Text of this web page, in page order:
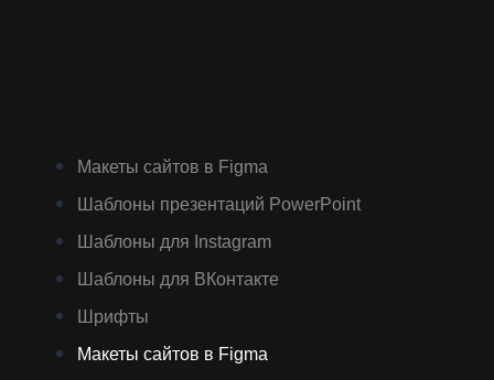
Макеты сайтов в Figma
Шаблоны презентаций PowerPoint
Шаблоны для Instagram
Шаблоны для ВКонтакте
Шрифты
Макеты сайтов в Figma